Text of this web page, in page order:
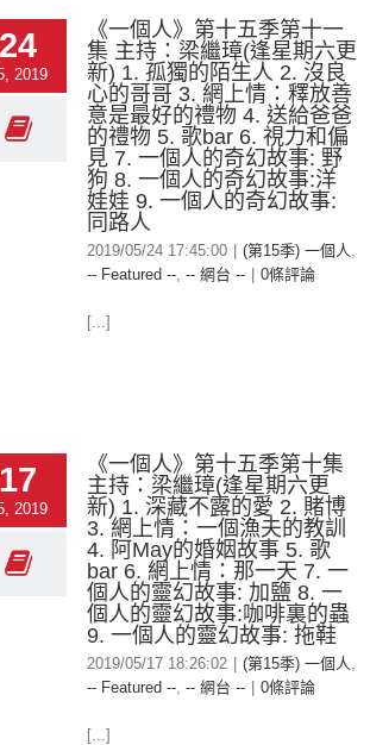
24
2019
《一個人》第十五季第十一
集 主持：梁繼璋(逢星期六更
新) 1. 孤獨的陌生人 2. 沒良
心的哥哥 3. 網上情：釋放善
意是最好的禮物 4. 送給爸爸
的禮物 5. 歌bar 6. 視力和偏
見 7. 一個人的奇幻故事: 野
狗 8. 一個人的奇幻故事:洋
娃娃 9. 一個人的奇幻故事:
同路人
2019/05/24 17:45:00 (第15季) 一個人,
-- Featured --, -- 網台 -- 0條評論
[...]
17
2019
《一個人》第十五季第十集
主持：梁繼璋(逢星期六更
新) 1. 深藏不露的愛 2. 賭博
3. 網上情：一個漁夫的教訓
4. 阿May的婚姻故事 5. 歌
bar 6. 網上情：那一天 7. 一
個人的靈幻故事: 加鹽 8. 一
個人的靈幻故事:咖啡裏的蟲
9. 一個人的靈幻故事: 拖鞋
2019/05/17 18:26:02 (第15季) 一個人,
-- Featured --, -- 網台 -- 0條評論
[...]